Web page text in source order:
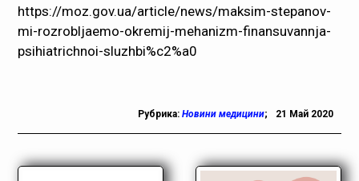
https://moz.gov.ua/article/news/maksim-stepanov-
mi-rozrobljaemo-okremij-mehanizm-finansuvannja-
psihiatrichnoi-sluzhbi%c2%a0
Рубрика: Новини медицини; 21 Май 2020